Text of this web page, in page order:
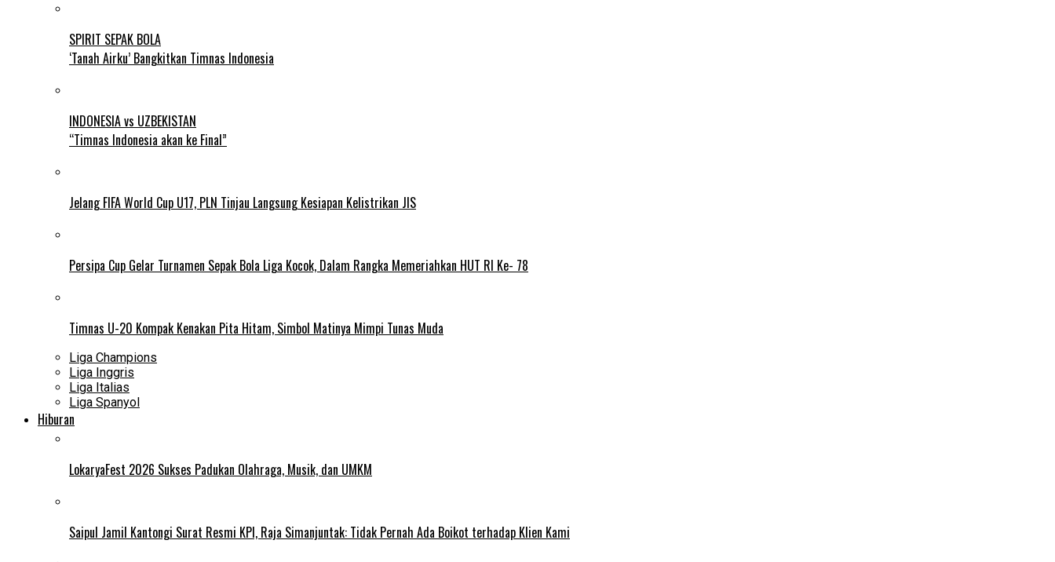
SPIRIT SEPAK BOLA
‘Tanah Airku’ Bangkitkan Timnas Indonesia
INDONESIA vs UZBEKISTAN
“Timnas Indonesia akan ke Final”
Jelang FIFA World Cup U17, PLN Tinjau Langsung Kesiapan Kelistrikan JIS
Persipa Cup Gelar Turnamen Sepak Bola Liga Kocok, Dalam Rangka Memeriahkan HUT RI Ke- 78
Timnas U-20 Kompak Kenakan Pita Hitam, Simbol Matinya Mimpi Tunas Muda
Liga Champions
Liga Inggris
Liga Italias
Liga Spanyol
Hiburan
LokaryaFest 2026 Sukses Padukan Olahraga, Musik, dan UMKM
Saipul Jamil Kantongi Surat Resmi KPI, Raja Simanjuntak: Tidak Pernah Ada Boikot terhadap Klien Kami